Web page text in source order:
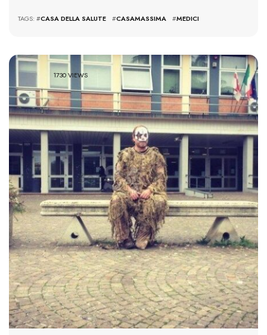
TAGS: #CASA DELLA SALUTE #CASAMASSIMA #MEDICI
1730 VIEWS